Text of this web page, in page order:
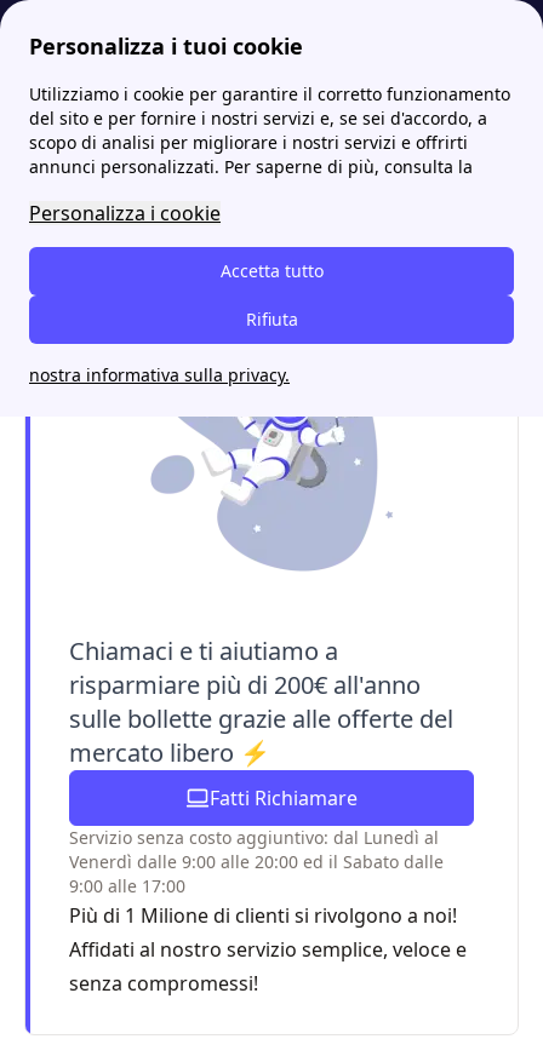
Personalizza i tuoi cookie
Utilizziamo i cookie per garantire il corretto funzionamento
del sito e per fornire i nostri servizi e, se sei d'accordo, a
scopo di analisi per migliorare i nostri servizi e offrirti
annunci personalizzati. Per saperne di più, consulta la
Personalizza i cookie
Accetta tutto
Rifiuta
nostra informativa sulla privacy.
Energia-Luce.it Uffici e sportelli ENERCOM: dove trovarli, indirizzi e contatti Enercom a Pavia: tutto ciò che serve per attivare luce e gas
Enercom a Pavia: tutto ciò
che serve per attivare luce
e gas
Chiamaci e ti aiutiamo a
risparmiare più di 200€ all'anno
sulle bollette grazie alle offerte del
mercato libero ⚡
Fatti Richiamare
Servizio senza costo aggiuntivo: dal Lunedì al
Venerdì dalle 9:00 alle 20:00 ed il Sabato dalle
9:00 alle 17:00
Più di 1 Milione di clienti si rivolgono a noi!
Affidati al nostro servizio semplice, veloce e
senza compromessi!